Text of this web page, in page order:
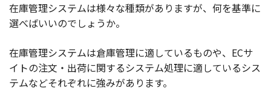
在庫管理システムは様々な種類がありますが、何を基準に
選べばいいのでしょうか。
在庫管理システムは倉庫管理に適しているものや、ECサ
イトの注文・出荷に関するシステム処理に適しているシス
テムなどそれぞれに強みがあります。